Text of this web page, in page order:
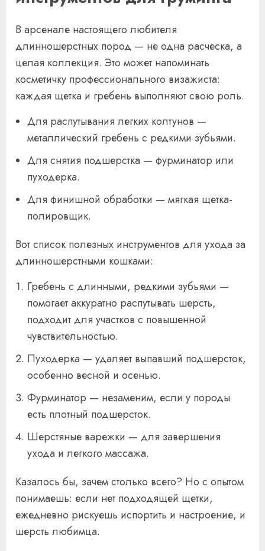
В арсенале настоящего любителя
длинношерстных пород — не одна расческа, а
целая коллекция. Это может напоминать
косметичку профессионального визажиста:
каждая щетка и гребень выполняют свою роль.
Для распутывания легких колтунов —
металлический гребень с редкими зубьями.
Для снятия подшерстка — фурминатор или
пуходерка.
Для финишной обработки — мягкая щетка-
полировщик.
Вот список полезных инструментов для ухода за
длинношерстными кошками:
Гребень с длинными, редкими зубьями —
помогает аккуратно распутывать шерсть,
подходит для участков с повышенной
чувствительностью.
Пуходерка — удаляет выпавший подшерсток,
особенно весной и осенью.
Фурминатор — незаменим, если у породы
есть плотный подшерсток.
Шерстяные варежки — для завершения
ухода и легкого массажа.
Казалось бы, зачем столько всего? Но с опытом
понимаешь: если нет подходящей щетки,
ежедневно рискуешь испортить и настроение, и
шерсть любимца.